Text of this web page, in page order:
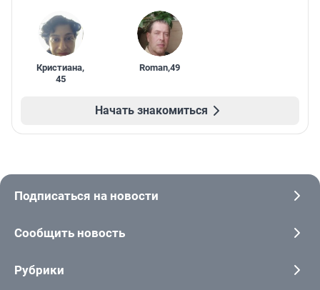
Кристиана,
45
Roman,49
Начать знакомиться
Подписаться на новости
Сообщить новость
Рубрики